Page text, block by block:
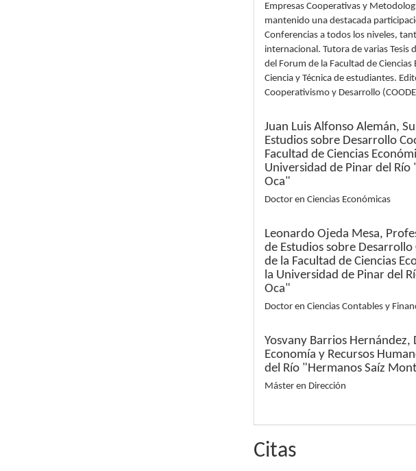
Empresas Cooperativas y
mantenido una destacada
Conferencias a todos los niveles,
internacional. Tutora de varias Tesis
del Forum de la Facultad de
Ciencia y Técnica de estudiantes.
Cooperativismo y Desarrollo
Juan Luis Alfonso Alemán,
Estudios sobre Desarrollo
Facultad de Ciencias
Universidad de Pinar del
Oca"
Doctor en Ciencias Económicas
Leonardo Ojeda Mesa,
de Estudios sobre
de la Facultad de Ciencias
la Universidad de Pinar del
Oca"
Doctor en Ciencias Contables y
Yosvany Barrios Hernández,
Economía y Recursos
del Río "Hermanos Saíz
Máster en Dirección
Citas